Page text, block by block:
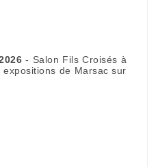
- Salon Fils Croisés à
de Marsac sur